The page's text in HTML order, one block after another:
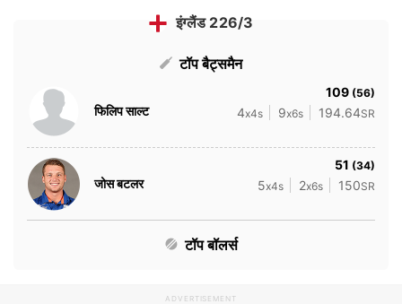
इंग्लैंड 226/3
टॉप बैट्समैन
फिलिप साल्ट
109 (56)
4x4s 9x6s 194.64SR
जोस बटलर
51 (34)
5x4s 2x6s 150SR
टॉप बॉलर्स
ADVERTISEMENT